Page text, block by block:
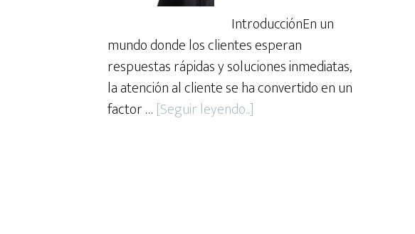
caso
práctico
de
personalización
IntroducciónEn un
mundo donde los clientes esperan
respuestas rápidas y soluciones inmediatas,
la atención al cliente se ha convertido en un
factor … [Seguir leyendo...]